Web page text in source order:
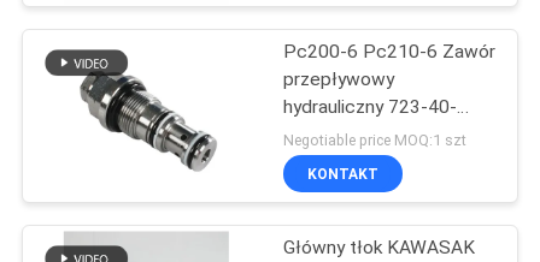
WYCIECZKA
PO
FABRYCE
JAKOŚCI
Napęd końcowy
koparki
Pc200-6 Pc210-6 Zawór
przepływowy
hydrauliczny 723-40-
56100 723-40-56302
Negotiable price MOQ:1 szt
KONTAKT
Główny tłok KAWASAK